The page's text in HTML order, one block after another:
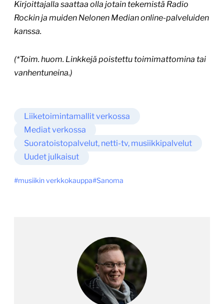
Kirjoittajalla saattaa olla jotain tekemistä Radio
Rockin ja muiden Nelonen Median online-palveluiden
kanssa.
(*Toim. huom. Linkkejä poistettu toimimattomina tai
vanhentuneina.)
Liiketoimintamallit verkossa
Mediat verkossa
Suoratoistopalvelut, netti-tv, musiikkipalvelut
Uudet julkaisut
musiikin verkkokauppa Sanoma